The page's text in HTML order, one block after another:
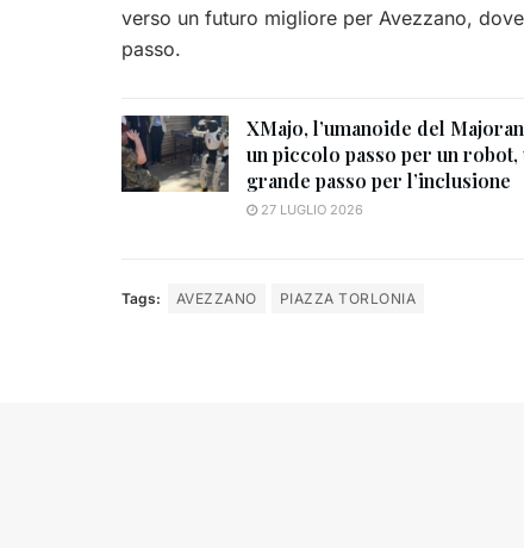
verso un futuro migliore per Avezzano,
passo.
XMajo, l’umanoide del
un piccolo passo per un robot,
grande passo per l’inclusione
27 LUGLIO 2026
Tags: AVEZZANO PIAZZA TORLONIA